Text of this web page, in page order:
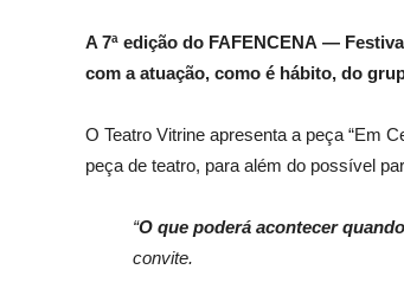
A 7ª edição do FAFENCENA —
com a atuação, como é hábito, do
O Teatro Vitrine apresenta a peça “Em
peça de teatro, para além do possível
“O que poderá acontecer
convite.